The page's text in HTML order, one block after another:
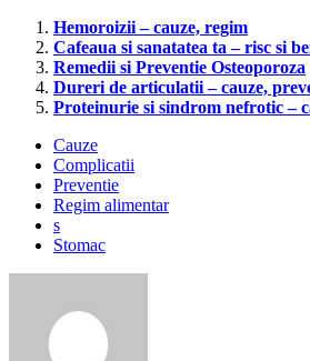
Hemoroizii – cauze, regim
Cafeaua si sanatatea ta – risc si
Remedii si Preventie Osteoporoza
Dureri de articulatii – cauze,
Proteinurie si sindrom nefrotic –
Cauze
Complicatii
Preventie
Regim alimentar
s
Stomac
gastrica